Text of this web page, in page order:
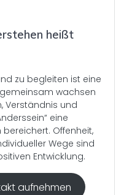
heißt
zu begleiten ist eine
wachsen
Verständnis und
eine
Offenheit,
Wege sind
Entwicklung.
aufnehmen